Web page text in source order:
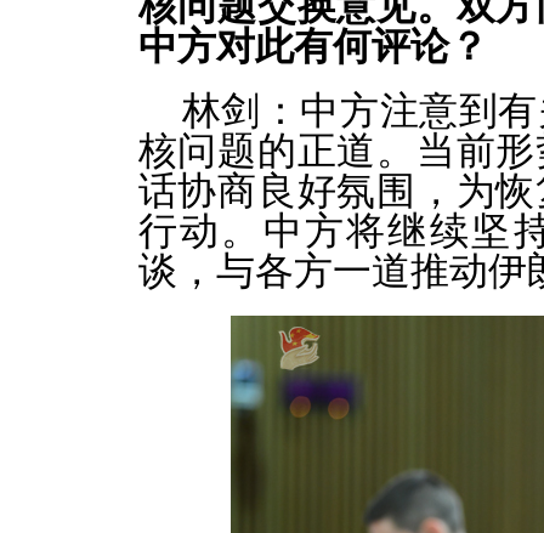
中方对此有何评论？
林剑： 中方注意到
核问题的正道。当前
话协商良好氛围，为
行动。中方将继续坚
谈，与各方一道推动伊